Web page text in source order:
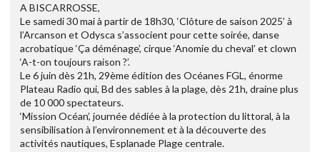
A BISCARROSSE,
Le samedi 30 mai à partir de 18h30, ‘Clôture de saison 2025’ à
l’Arcanson et Odysca s’associent pour cette soirée, danse
acrobatique ‘Ça déménage’, cirque ‘Anomie du cheval’ et clown
‘A-t-on toujours raison ?’.
Le 6 juin dès 21h, 29ème édition des Océanes FGL, énorme
Plateau Radio qui, Bd des sables à la plage, dès 21h, draine plus
de 10 000 spectateurs.
‘Mission Océan’, journée dédiée à la protection du littoral, à la
sensibilisation à l’environnement et à la découverte des
activités nautiques, Esplanade Plage centrale.